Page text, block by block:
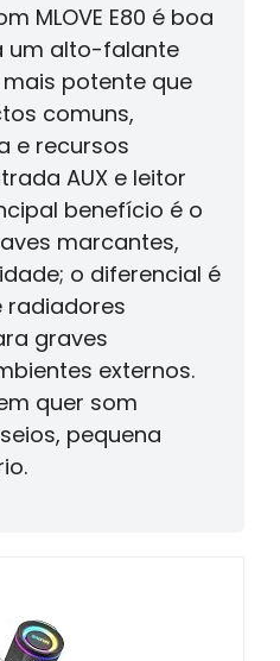
MLOVE E80 é boa
um alto-falante
potente que
comuns,
e recursos
AUX e leitor
benefício é o
marcantes,
o diferencial é
radiadores
graves
externos.
quer som
pequena